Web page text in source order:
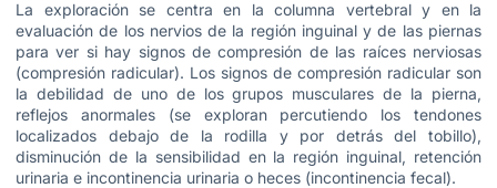
La exploración se centra en la columna vertebral y en la
evaluación de los nervios de la región inguinal y de las piernas
para ver si hay signos de compresión de las raíces nerviosas
(compresión radicular). Los signos de compresión radicular son
la debilidad de uno de los grupos musculares de la pierna,
reflejos anormales (se exploran percutiendo los tendones
localizados debajo de la rodilla y por detrás del tobillo),
disminución de la sensibilidad en la región inguinal, retención
urinaria e incontinencia urinaria o heces (incontinencia fecal).